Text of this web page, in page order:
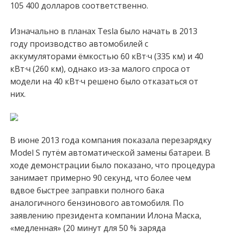
105 400 долларов соответственно.
Изначально в планах Tesla было начать в 2013
году производство автомобилей с
аккумуляторами ёмкостью 60 кВт·ч (335 км) и 40
кВт·ч (260 км), однако из-за малого спроса от
модели на 40 кВт·ч решено было отказаться от
них.
В июне 2013 года компания показала перезарядку
Model S путём автоматической замены батареи. В
ходе демонстрации было показано, что процедура
занимает примерно 90 секунд, что более чем
вдвое быстрее заправки полного бака
аналогичного бензинового автомобиля. По
заявлению президента компании Илона Маска,
«медленная» (20 минут для 50 % заряда